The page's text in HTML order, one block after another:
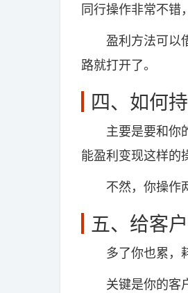
同行操作非常不错，
盈利方法可以借
路就打开了。
四、如何
主要是要和你的
能盈利变现这样的
不然，你操作两
五、给客
多了你也累，耗
关键是你的客户